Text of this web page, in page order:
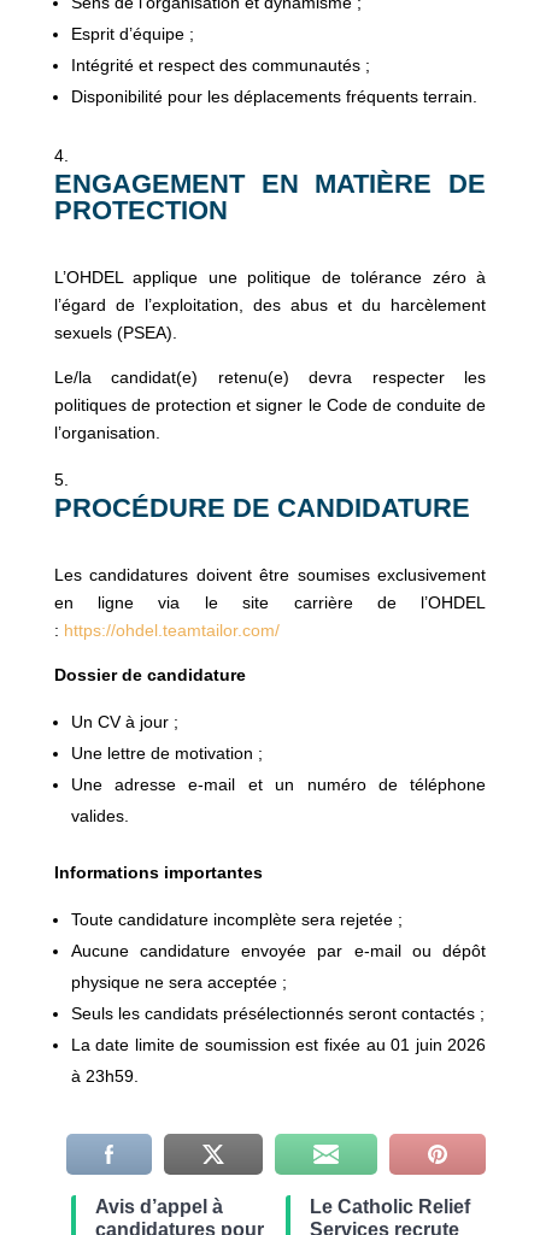
Esprit d’équipe ;
Intégrité et respect des communautés ;
Disponibilité pour les déplacements fréquents terrain.
ENGAGEMENT EN MATIÈRE DE
PROTECTION
L’OHDEL applique une politique de tolérance zéro à
l’égard de l’exploitation, des abus et du harcèlement
sexuels (PSEA).
Le/la candidat(e) retenu(e) devra respecter les
politiques de protection et signer le Code de conduite de
l’organisation.
PROCÉDURE DE CANDIDATURE
Les candidatures doivent être soumises exclusivement
en ligne via le site carrière de l’OHDEL
: https://ohdel.teamtailor.com/
Dossier de candidature
Un CV à jour ;
Une lettre de motivation ;
Une adresse e-mail et un numéro de téléphone
valides.
Informations importantes
Toute candidature incomplète sera rejetée ;
Aucune candidature envoyée par e-mail ou dépôt
physique ne sera acceptée ;
Seuls les candidats présélectionnés seront contactés ;
La date limite de soumission est fixée au 01 juin 2026
à 23h59.
Avis d’appel à
candidatures pour
Le Catholic Relief
Services recrute